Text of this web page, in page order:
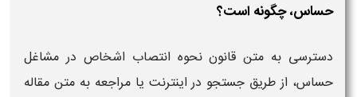
حساس، چگونه است؟
دسترسی به متن قانون نحوه انتصاب اشخاص در مشاغل
حساس، از طریق جستجو در اینترنت یا مراجعه به متن مقاله